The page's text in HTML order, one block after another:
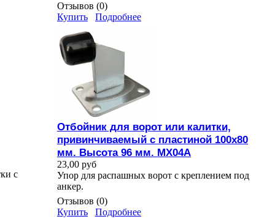
Отзывов (0)
Купить
Подробнее
с
Отбойник для ворот или калитки,
привинчиваемый с пластиной 100х80
мм. Высота 96 мм. MX04A
23,00 руб
Упор для распашных ворот с креплением под
анкер.
Отзывов (0)
Купить
Подробнее